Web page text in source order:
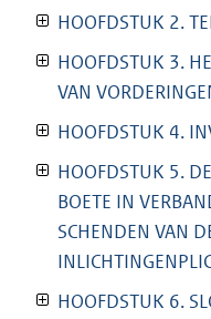
HOOFDSTUK 2.
HOOFDSTUK 3.
VAN
HOOFDSTUK 4.
HOOFDSTUK 5.
BOETE IN
SCHENDEN VAN
HOOFDSTUK 6.